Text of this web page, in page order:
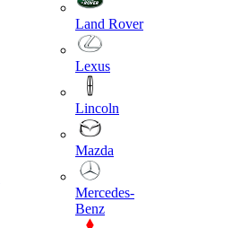
Land Rover
Lexus
Lincoln
Mazda
Mercedes-
Benz